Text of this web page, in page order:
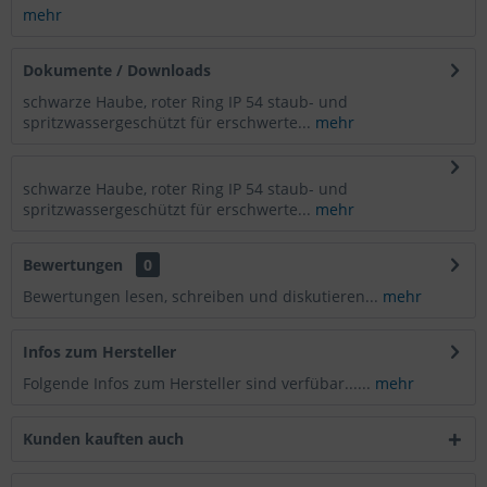
mehr
Dokumente / Downloads
schwarze Haube, roter Ring IP 54 staub- und
spritzwassergeschützt für erschwerte... mehr
schwarze Haube, roter Ring IP 54 staub- und
spritzwassergeschützt für erschwerte... mehr
Bewertungen
0
Bewertungen lesen, schreiben und diskutieren... mehr
Infos zum Hersteller
Folgende Infos zum Hersteller sind verfübar...... mehr
Kunden kauften auch